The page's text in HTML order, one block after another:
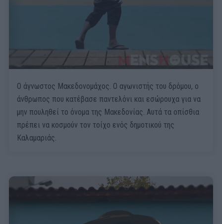
Ο άγνωστος Μακεδονομάχος. Ο αγωνιστής του δρόμου, ο
άνθρωπος που κατέβασε παντελόνι και εσώρουχα για να
μην πουληθεί το όνομα της Μακεδονίας. Αυτά τα οπίσθια
πρέπει να κοσμούν τον τοίχο ενός δημοτικού της
Καλαμαριάς.